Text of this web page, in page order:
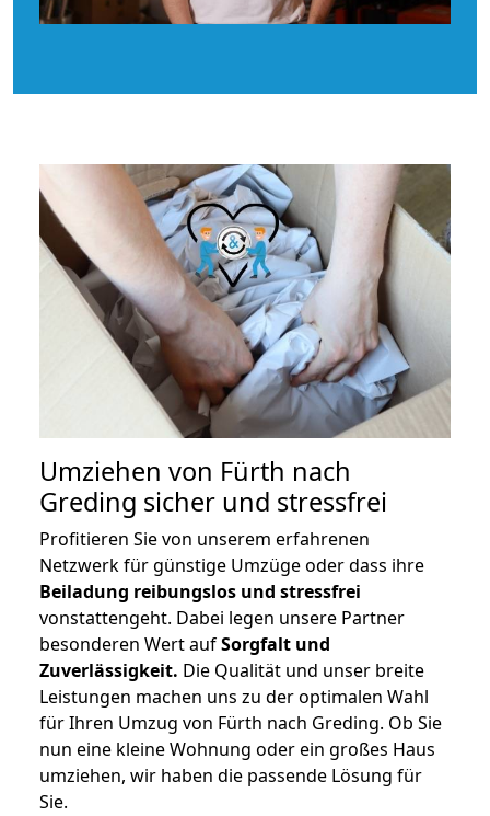
Umziehen von Fürth nach
Greding sicher und stressfrei
Profitieren Sie von unserem erfahrenen
Netzwerk für günstige Umzüge oder dass ihre
Beiladung reibungslos und stressfrei
vonstattengeht. Dabei legen unsere Partner
besonderen Wert aufSorgfalt und
Zuverlässigkeit. Die Qualität und unser breite
Leistungen machen uns zu der optimalen Wahl
für Ihren Umzug von Fürth nach Greding. Ob Sie
nun eine kleine Wohnung oder ein großes Haus
umziehen, wir haben die passende Lösung für
Sie.